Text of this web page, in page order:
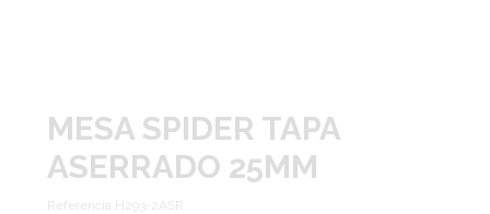
MESA SPIDER TAPA
ASERRADO 25MM
Referencia H293-2ASR